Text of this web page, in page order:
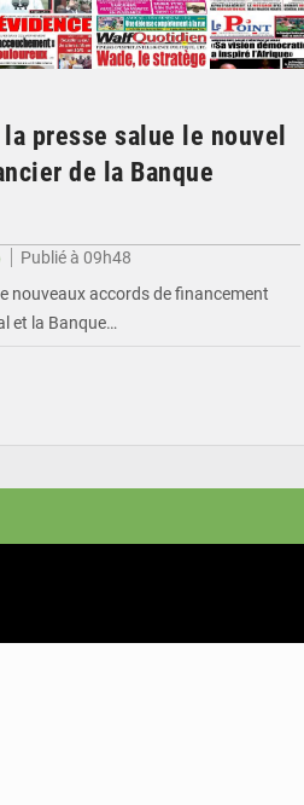
presse salue le nouvel
de la Banque
Publié à 09h48
nouveaux accords de financement
et la Banque…